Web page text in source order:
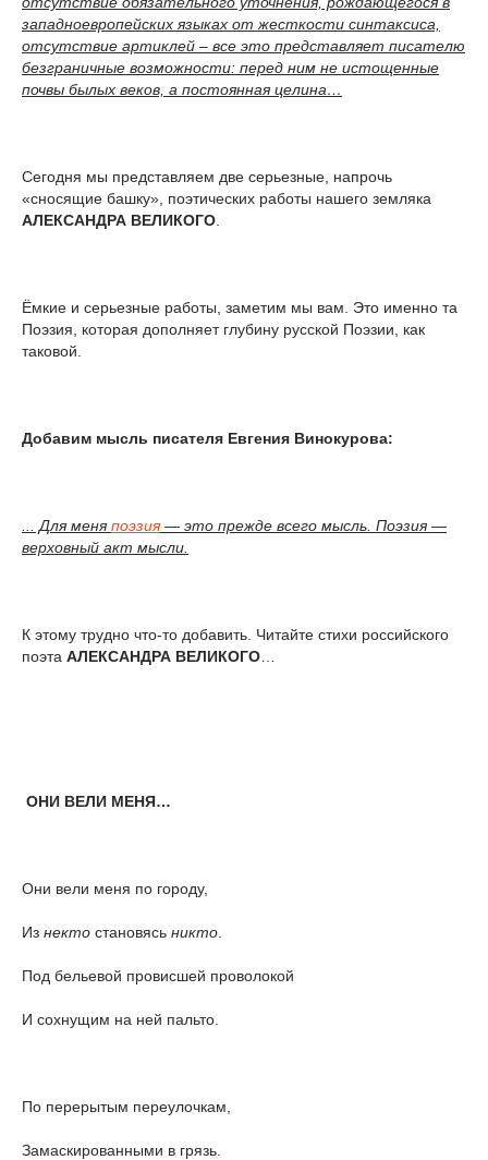
западноевропейских языках от жесткости синтаксиса,
отсутствие артиклей – все это представляет писателю
безграничные возможности: перед ним не истощенные
почвы былых веков, а постоянная целина…
Сегодня мы представляем две серьезные, напрочь
«сносящие башку», поэтических работы нашего земляка
АЛЕКСАНДРА ВЕЛИКОГО
Ёмкие и серьезные работы, заметим мы вам. Это именно та
Поэзия, которая дополняет глубину русской Поэзии, как
таковой.
Добавим мысль писателя Евгения Винокурова:
... Для меня поэзия — это прежде всего мысль. Поэзия —
верховный акт мысли.
К этому трудно что-то добавить. Читайте стихи российского
поэта АЛЕКСАНДРА ВЕЛИКОГО
ОНИ ВЕЛИ МЕНЯ…
Они вели меня по городу,
Из некто становясь никто
Под бельевой провисшей проволокой
И сохнущим на ней пальто.
По перерытым переулочкам,
Замаскированными в грязь.